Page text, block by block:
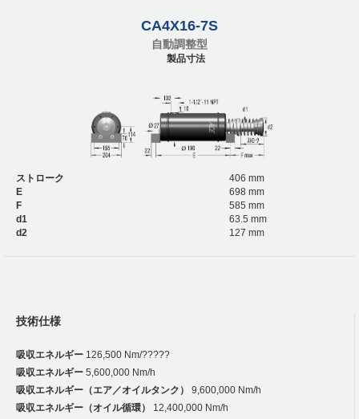
CA4X16-7S
自動調整型
製品寸法
ストローク
406 mm
E
698 mm
F
585 mm
d1
63.5 mm
d2
127 mm
技術仕様
吸収エネルギー 126,500 Nm/?????
吸収エネルギー 5,600,000 Nm/h
吸収エネルギー（エア／オイルタンク）
9,600,000 Nm/h
吸収エネルギー（オイル循環）
12,400,000 Nm/h